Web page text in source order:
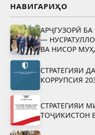
НАВИГАРИҲО
АРҶГУЗОРӢ
—
ВА НИСОР
СТРАТЕГИЯИ
КОРРУПСИЯ
СТРАТЕГИЯИ
ТОҶИКИСТОН